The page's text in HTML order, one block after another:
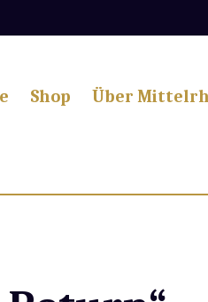
Shop Über